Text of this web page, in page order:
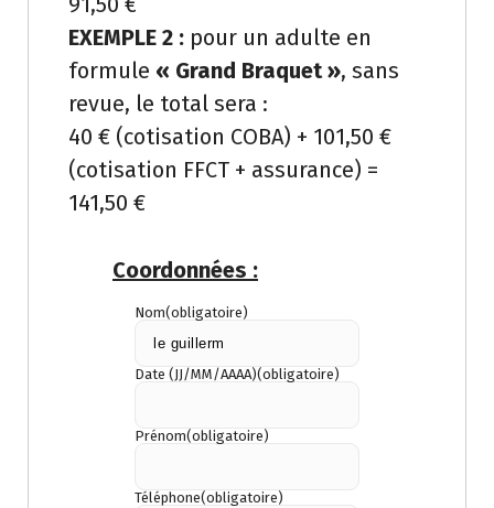
EXEMPLE 2 : pour un adulte en
formule « Grand Braquet », sans
revue, le total sera :
40 € (cotisation COBA) + 101,50 €
(cotisation FFCT + assurance) =
141,50 €
Coordonnées :
Nom(obligatoire)
Date (JJ/MM/AAAA)(obligatoire)
Prénom(obligatoire)
Téléphone(obligatoire)